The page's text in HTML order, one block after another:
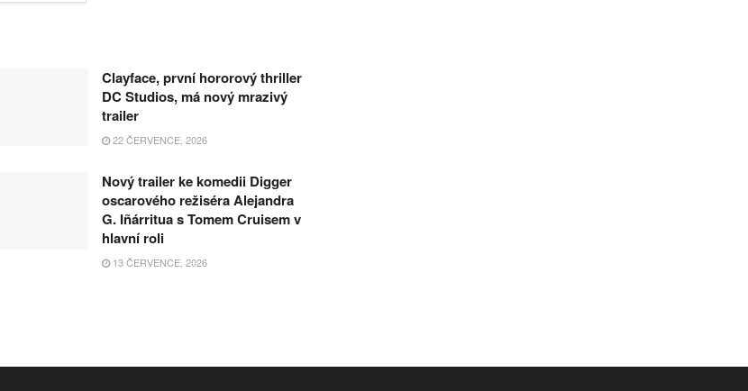
Clayface, první hororový thriller
DC Studios, má nový mrazivý
trailer
22 ČERVENCE, 2026
Nový trailer ke komedii Digger
oscarového režiséra Alejandra
G. Iñárritua s Tomem Cruisem v
hlavní roli
13 ČERVENCE, 2026